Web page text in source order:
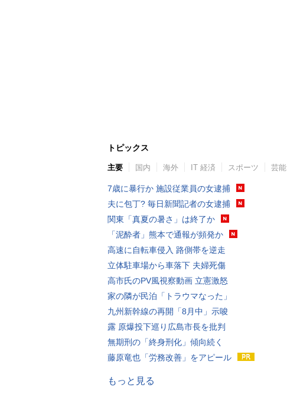
トピックス
主要 国内 海外 IT 経済 スポーツ 芸能
7歳に暴行か 施設従業員の女逮捕
夫に包丁? 毎日新聞記者の女逮捕
関東「真夏の暑さ」は終了か
「泥酔者」熊本で通報が頻発か
高速に自転車侵入 路側帯を逆走
立体駐車場から車落下 夫婦死傷
高市氏のPV風視察動画 立憲激怒
家の隣が民泊「トラウマなった」
九州新幹線の再開「8月中」示唆
露 原爆投下巡り広島市長を批判
無期刑の「終身刑化」傾向続く
藤原竜也「労務改善」をアピール
もっと見る